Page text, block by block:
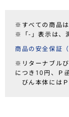
※すべての商品は
※「-」表示は、
商品の安全保証
※リターナブル
につき10円、Ｐ
びん本体にはＰ